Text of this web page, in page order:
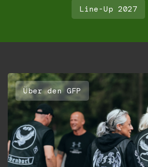
Line-Up 2027
Über den GFP